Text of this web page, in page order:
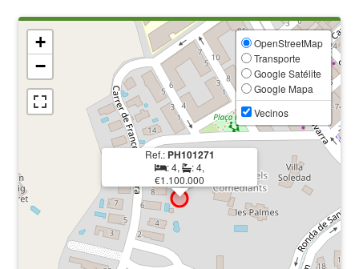
Ref.: PH101271
: 4,
: 4,
€1.100.000
+
−
OpenStreetMap
Transporte
Google Satélite
Google Mapa
Vecinos